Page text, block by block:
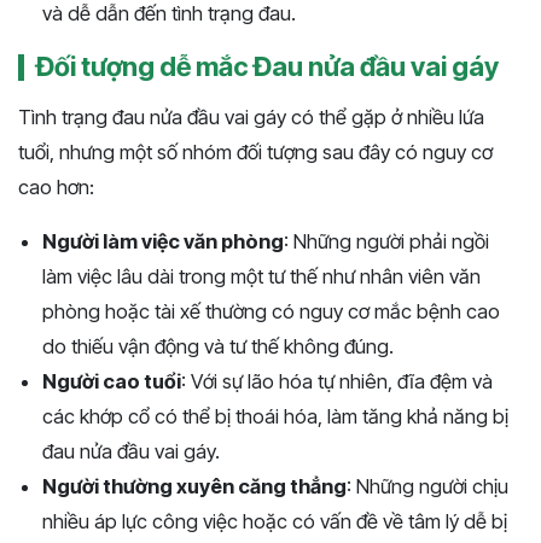
và dễ dẫn đến tình trạng đau.
Đối tượng dễ mắc Đau nửa đầu vai gáy
Tình trạng đau nửa đầu vai gáy có thể gặp ở nhiều lứa
tuổi, nhưng một số nhóm đối tượng sau đây có nguy cơ
cao hơn:
Người làm việc văn phòng: Những người phải ngồi
làm việc lâu dài trong một tư thế như nhân viên văn
phòng hoặc tài xế thường có nguy cơ mắc bệnh cao
do thiếu vận động và tư thế không đúng.
Người cao tuổi: Với sự lão hóa tự nhiên, đĩa đệm và
các khớp cổ có thể bị thoái hóa, làm tăng khả năng bị
đau nửa đầu vai gáy.
Người thường xuyên căng thẳng: Những người chịu
nhiều áp lực công việc hoặc có vấn đề về tâm lý dễ bị